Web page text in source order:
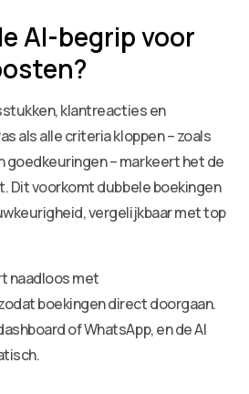
AI-begrip voor
klantreacties en
als alle criteria kloppen – zoals
goedkeuringen – markeert het de
Dit voorkomt dubbele boekingen
vergelijkbaar met top
naadloos met
boekingen direct doorgaan.
of WhatsApp, en de AI